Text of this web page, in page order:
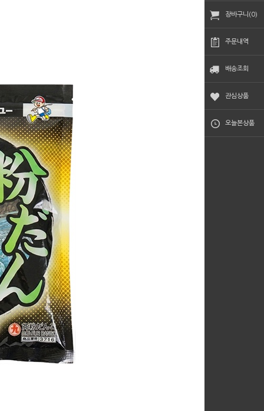
장바구니(0)
주문내역
배송조회
관심상품
오늘본상품